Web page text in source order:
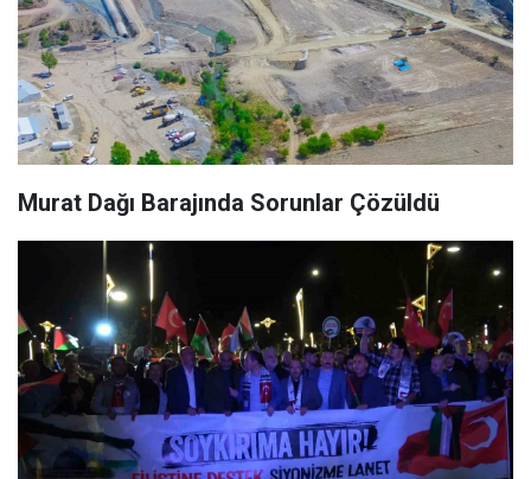
Murat Dağı Barajında Sorunlar Çözüldü